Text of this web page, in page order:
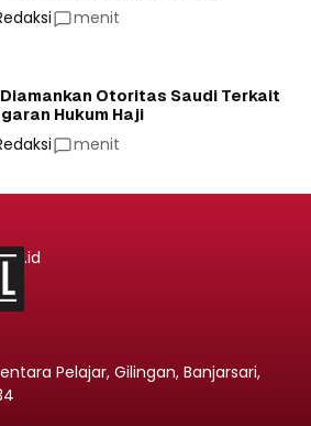
menit
Diamankan Otoritas Saudi Terkait
Hukum Haji
menit
.id
Pelajar, Gilingan, Banjarsari,